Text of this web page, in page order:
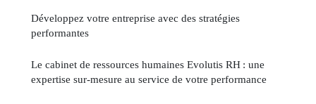
Développez votre entreprise avec des stratégies
performantes
Le cabinet de ressources humaines Evolutis RH : une
expertise sur-mesure au service de votre performance